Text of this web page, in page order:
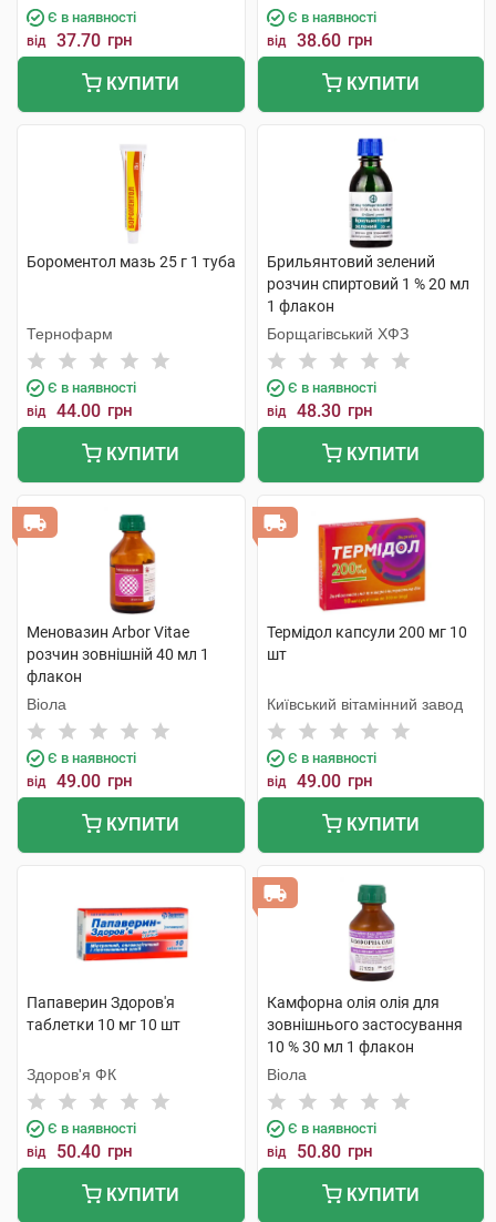
Є в наявності
від 37.70 грн
КУПИТИ
Є в наявності
від 38.60 грн
КУПИТИ
Бороментол мазь 25 г 1 туба
Тернофарм
Є в наявності
від 44.00 грн
КУПИТИ
Брильянтовий зелений
розчин спиртовий 1 % 20 мл
1 флакон
Борщагівський ХФЗ
Є в наявності
від 48.30 грн
КУПИТИ
Меновазин Arbor Vitae
розчин зовнішній 40 мл 1
флакон
Віола
Є в наявності
від 49.00 грн
КУПИТИ
Термідол капсули 200 мг 10
шт
Київський вітамінний завод
Є в наявності
від 49.00 грн
КУПИТИ
Папаверин Здоров'я
таблетки 10 мг 10 шт
Здоров'я ФК
Є в наявності
від 50.40 грн
КУПИТИ
Камфорна олія олія для
зовнішнього застосування
10 % 30 мл 1 флакон
Віола
Є в наявності
від 50.80 грн
КУПИТИ